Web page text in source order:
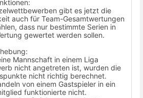
gibt es jetzt die
auch für Team-Gesamtwertungen
dass nur bestimmte Serien in
gewertet werden sollen.
Mannschaft in einem Liga
nicht angetreten ist, wurden die
nicht richtig berechnet.
von einem Gastspieler in ein
funktionierte nicht.